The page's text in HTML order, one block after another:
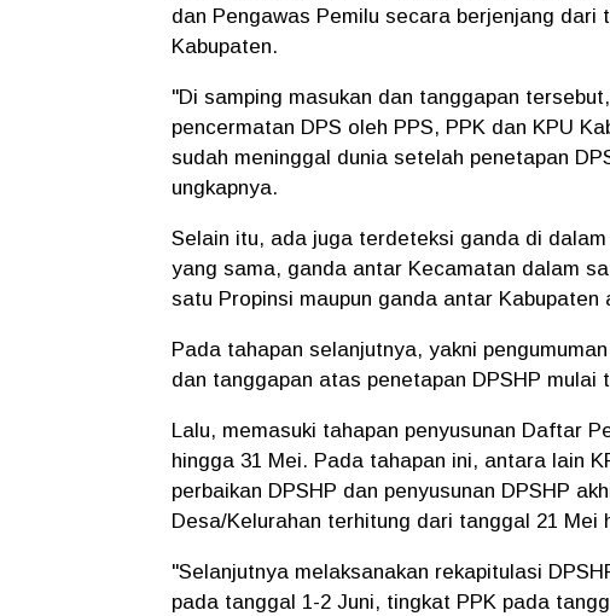
dan Pengawas Pemilu secara berjenjang dari
Kabupaten.
"Di samping masukan dan tanggapan
pencermatan DPS oleh PPS, PPK dan KPU
sudah meninggal dunia setelah penetapan
ungkapnya.
Selain itu, ada juga terdeteksi ganda di
yang sama, ganda antar Kecamatan dalam
satu Propinsi maupun ganda antar
Pada tahapan selanjutnya, yakni
dan tanggapan atas penetapan DPSHP mulai
Lalu, memasuki tahapan penyusunan Daftar
hingga 31 Mei. Pada tahapan ini, antara lain
perbaikan DPSHP dan penyusunan DPSHP
Desa/Kelurahan terhitung dari tanggal 21 Mei
"Selanjutnya melaksanakan rekapitulasi
pada tanggal 1-2 Juni, tingkat PPK pada